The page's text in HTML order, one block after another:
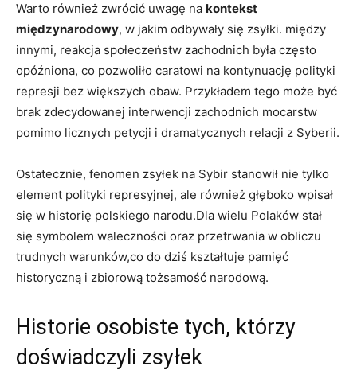
Warto również⁢ zwrócić uwagę‌ na kontekst
międzynarodowy, ‌w jakim odbywały się zsyłki. ⁣między
innymi, reakcja społeczeństw zachodnich była często
opóźniona, co pozwoliło caratowi ​na‌ kontynuację ‌polityki
‍represji bez większych obaw. Przykładem tego⁣ może być
brak zdecydowanej interwencji zachodnich mocarstw
pomimo licznych petycji i dramatycznych⁤ relacji⁤ z⁣ Syberii.
Ostatecznie, fenomen zsyłek na Sybir stanowił nie tylko
element polityki represyjnej, ale również głęboko wpisał
się w ⁤historię polskiego narodu.Dla wielu Polaków ⁢stał
się symbolem waleczności oraz przetrwania w obliczu
trudnych ‌warunków,co do dziś kształtuje ‌pamięć
historyczną i zbiorową tożsamość narodową.
Historie osobiste tych, którzy
⁣doświadczyli zsyłek